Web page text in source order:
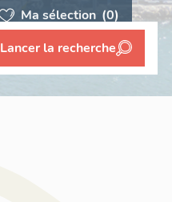
Ma sélection (0)
Lancer la recherche